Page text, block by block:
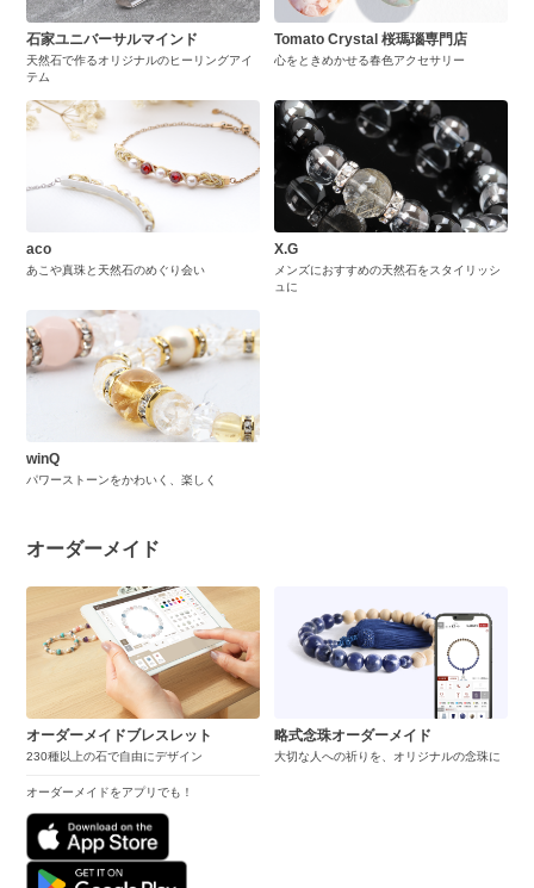
石家ユニバーサルマインド
天然石で作るオリジナルのヒーリングアイ
テム
Tomato Crystal 桜瑪瑙専門店
心をときめかせる春色アクセサリー
aco
あこや真珠と天然石のめぐり会い
X.G
メンズにおすすめの天然石をスタイリッシ
ュに
winQ
パワーストーンをかわいく、楽しく
オーダーメイド
オーダーメイドブレスレット
230種以上の石で自由にデザイン
オーダーメイドをアプリでも！
略式念珠オーダーメイド
大切な人への祈りを、オリジナルの念珠に